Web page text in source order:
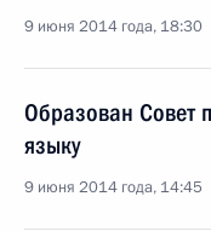
9 июня 2014 года, 18:30
Образован Совет
языку
9 июня 2014 года, 14:45